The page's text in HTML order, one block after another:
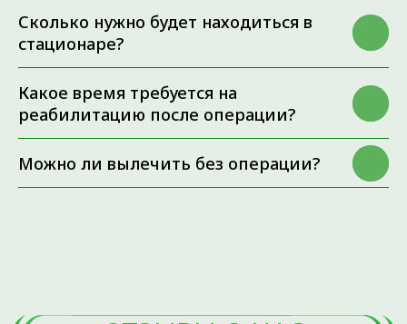
Сколько нужно будет находиться в
стационаре?
Какое время требуется на
реабилитацию после операции?
Можно ли вылечить без операции?